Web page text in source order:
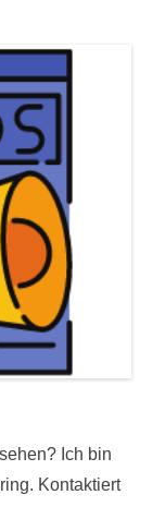
Ich bin
Kontaktiert